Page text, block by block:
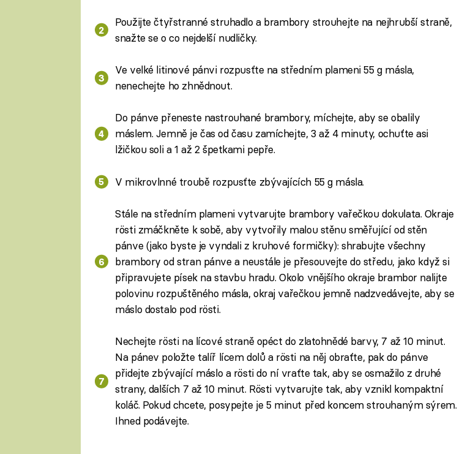
Použijte čtyřstranné struhadlo a brambory strouhejte na nejhrubší straně,
snažte se o co nejdelší nudličky.
Ve velké litinové pánvi rozpusťte na středním plameni 55 g másla,
nenechejte ho zhnědnout.
Do pánve přeneste nastrouhané brambory, míchejte, aby se obalily
máslem. Jemně je čas od času zamíchejte, 3 až 4 minuty, ochuťte asi
lžičkou soli a 1 až 2 špetkami pepře.
V mikrovlnné troubě rozpusťte zbývajících 55 g másla.
Stále na středním plameni vytvarujte brambory vařečkou dokulata. Okraje
rösti zmáčkněte k sobě, aby vytvořily malou stěnu směřující od stěn
pánve (jako byste je vyndali z kruhové formičky): shrabujte všechny
brambory od stran pánve a neustále je přesouvejte do středu, jako když si
připravujete písek na stavbu hradu. Okolo vnějšího okraje brambor nalijte
polovinu rozpuštěného másla, okraj vařečkou jemně nadzvedávejte, aby se
máslo dostalo pod rösti.
Nechejte rösti na lícové straně opéct do zlatohnědé barvy, 7 až 10 minut.
Na pánev položte talíř lícem dolů a rösti na něj obraťte, pak do pánve
přidejte zbývající máslo a rösti do ní vraťte tak, aby se osmažilo z druhé
strany, dalších 7 až 10 minut. Rösti vytvarujte tak, aby vznikl kompaktní
koláč. Pokud chcete, posypejte je 5 minut před koncem strouhaným sýrem.
Ihned podávejte.